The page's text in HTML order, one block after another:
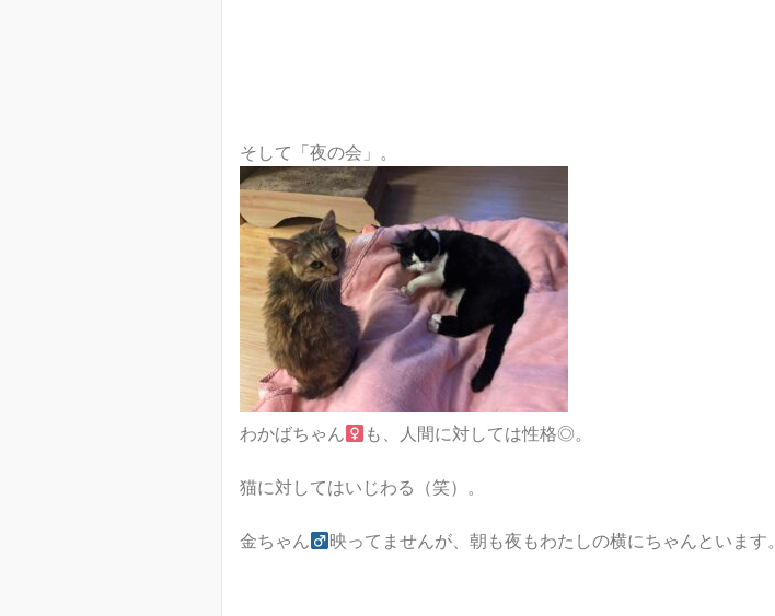
そして「夜の会」。
わかばちゃん も、人間に対しては性格◎。
猫に対してはいじわる（笑）。
金ちゃん 映ってませんが、朝も夜もわたしの横にちゃんといます。